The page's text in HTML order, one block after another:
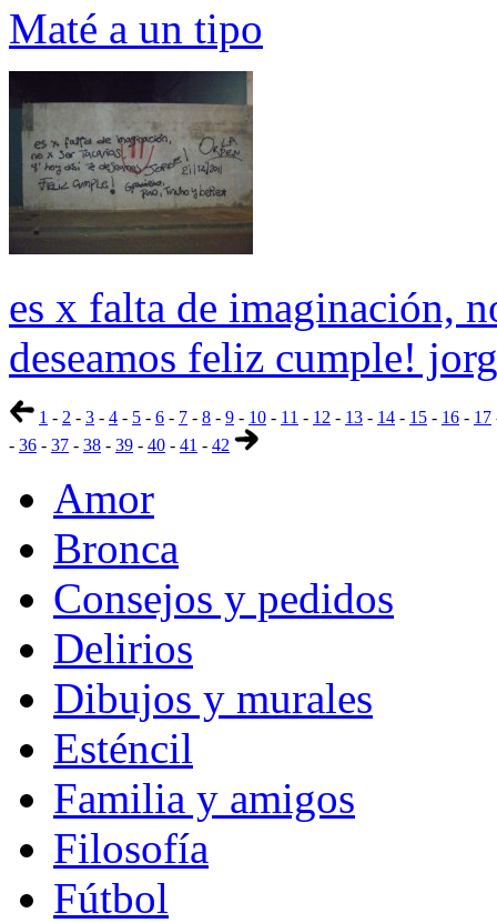
Maté a un tipo
es x falta de imaginación,
deseamos feliz cumple!
1 - 2 - 3 - 4 - 5 - 6 - 7 - 8 - 9 - 10 - 11 - 12 - 13 - 14 - 15 - 16 - 17
- 36 - 37 - 38 - 39 - 40 - 41 - 42
Amor
Bronca
Consejos y pedidos
Delirios
Dibujos y murales
Esténcil
Familia y amigos
Filosofía
Fútbol